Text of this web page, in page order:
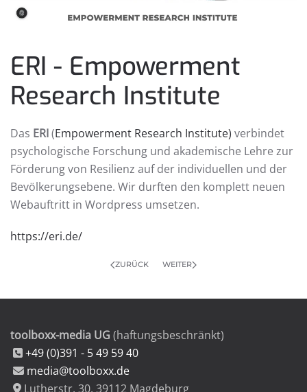
ERI - Empowerment
Research Institute
Das ERI(Empowerment Research Institute) verbindet
psychologische Forschung und akademische Lehre zur
Förderung von Resilienz auf der individuellen und der
Bevölkerungsebene. Wir durften den komplett neuen
Webauftritt in Wordpress umsetzen.
https://eri.de/
ZURÜCK WEITER
toolboxx-media UG (haftungsbeschränkt)
+49 (0)391 - 5 49 59 40
media@toolboxx.de
Lutherstr. 30, 39112 Magdeburg